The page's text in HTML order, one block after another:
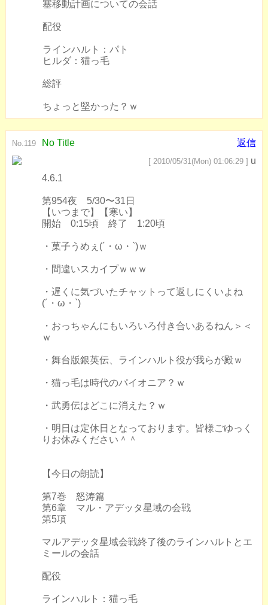
塞移動計画についての会話
配役
ラインハルト：パト
ヒルダ：猫っ毛
総評
ちょっと堅かった？ｗ
No.119 No Title 返信
[ 2010/05/31(Mon) 01:06:29 ] u
4.6.1
第954夜 5/30〜31日
【いつまで】【寒い】
開始 0:15頃 終了 1:20頃
・菓子うめぇ(´・ω・`)ｗ
・間違いスカイプｗｗｗ
・遅くに気づいたチャットって返しにくいよね
(´・ω・`)
・おっちゃんにもいろいろ付き合いあるねん＞＜
ｗ
・舞台版銀英伝、ラインハルト役が我らが殿ｗ
・猫っ毛は時代のパイオニア？ｗ
・武勇伝はどこに消えた？ｗ
・明日は定休日となっております。皆様ごゆっく
りお休みください＾＾
【今日の朗読】
第7巻 怒涛篇
第6章 マル・アデッタ星域の会戦
第5項
マルアデッタ星域会戦終了後のラインハルトとエ
ミールの会話
配役
ラインハルト：猫っ毛